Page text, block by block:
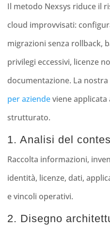
Il metodo Nexsys riduce il
cloud improvvisati:
migrazioni senza rollback,
privilegi eccessivi, licenze
documentazione. La nostra
per aziendeviene
strutturato.
1. Analisi del
Raccolta informazioni,
identità, licenze, dati,
e vincoli operativi.
2. Disegno